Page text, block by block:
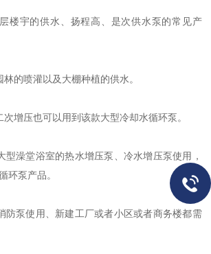
宇的供水、扬程高、是次供水泵的常见产
喷灌以及大棚种植的供水。
压也可以用到该款大型冷却水循环泵。
澡堂浴室的热水增压泵、冷水增压泵使用，
环泵产品。
泵使用、新建工厂或者小区或者商务楼都需